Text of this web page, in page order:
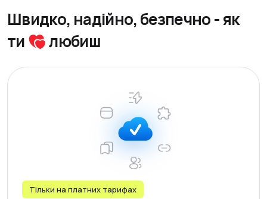
Швидко, надійно, безпечно- як
ти
любиш
Тільки на платних тарифах